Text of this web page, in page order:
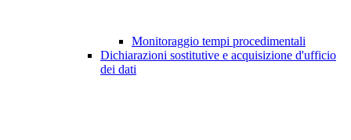
Monitoraggio tempi procedimentali
Dichiarazioni sostitutive e acquisizione d'ufficio
dei dati